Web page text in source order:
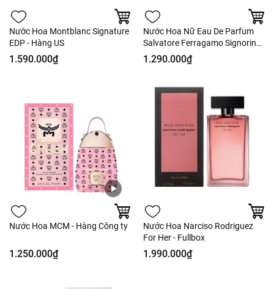
Nước Hoa Montblanc Signature
EDP - Hàng US
1.590.000₫
Nước Hoa Nữ Eau De Parfum
Salvatore Ferragamo Signorina
- Hàng Công Ty
1.290.000₫
Nước Hoa MCM - Hàng Công ty
1.250.000₫
Nước Hoa Narciso Rodriguez
For Her - Fullbox
1.990.000₫